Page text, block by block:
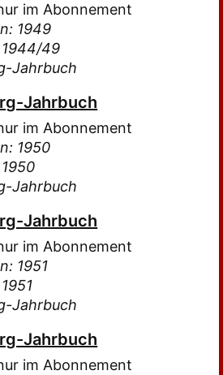
im Abonnement
1949
49
Jahrbuch
Jahrbuch
im Abonnement
1950
Jahrbuch
Jahrbuch
im Abonnement
1951
Jahrbuch
Jahrbuch
im Abonnement